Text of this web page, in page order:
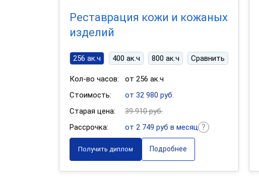
Реставрация кожи и кожаных
изделий
256 ак.ч 400 ак.ч 800 ак.ч Сравнить
Кол-во часов:
от 256 ак.ч
Стоимость:
от 32 980 руб.
Старая цена:
39 910 руб.
Рассрочка:
от 2 749 руб в месяц
Получить диплом Подробнее